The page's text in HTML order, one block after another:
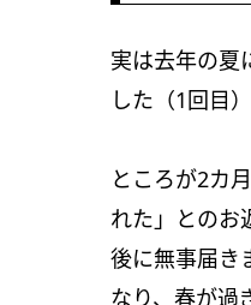
実は去年の夏
した（1回目）
ところが2カ
れた」とのお
後に無事届き
なり、春が過